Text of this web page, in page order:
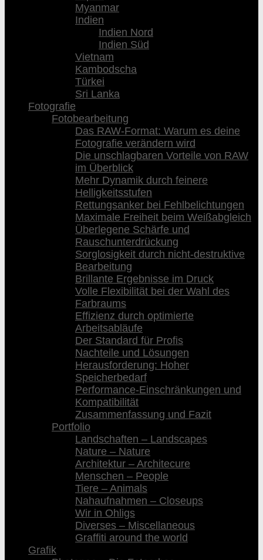
Myanmar
Indien
Indien Nord
Indien Süd
Vietnam
Kambodscha
Türkei
Sri Lanka
Fotografie
Fotobearbeitung
Das RAW-Format: Warum es deine
Fotografie verändern wird
Die unschlagbaren Vorteile von RAW
im Überblick
Mehr Dynamik durch feinere
Helligkeitsstufen
Rettungsanker bei Fehlbelichtungen
Maximale Freiheit beim Weißabgleich
Überlegene Schärfe und
Rauschunterdrückung
Sorglosigkeit durch nicht-destruktive
Bearbeitung
Brillante Ergebnisse im Druck
Volle Flexibilität bei der Wahl des
Farbraums
Effizienz durch optimierte
Arbeitsabläufe
Der Standard für Profis
Nachteile und Lösungen
Herausforderung: Hoher
Speicherbedarf
Performance-Einschränkungen und
Kompatibilität
Zusammenfassung und Fazit
Portfolio
Landschaften – Landscapes
Nature – Nature
Architektur – Architecure
Menschen – People
Tiere – Animals
Nahaufnahmen – Closeups
Wir in Ohligs
Diverses – Miscellaneous
Graffiti around the world
Grafik